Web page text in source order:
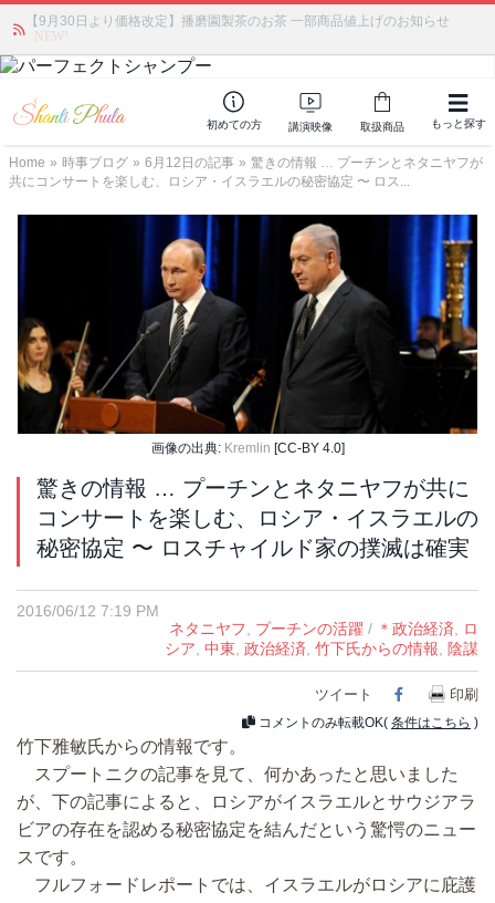
【9月30日より価格改定】播磨園製茶のお茶 一部商品値上げのお知らせ
NEW!
かつて愛されていた人気商品が復活！夏場に活躍するジェルクリーム「アク
アサーキュレーション」💖🏖️ 8月末までの購入でポイント還元も✨
初めての方 講演映像 取扱商品 もっと探す
Home » 時事ブログ » 6月12日の記事 » 驚きの情報 … プーチンとネタニヤフが
共にコンサートを楽しむ、ロシア・イスラエルの秘密協定 〜 ロス...
画像の出典: Kremlin [CC-BY 4.0]
驚きの情報 … プーチンとネタニヤフが共に
コンサートを楽しむ、ロシア・イスラエルの
秘密協定 〜 ロスチャイルド家の撲滅は確実
2016/06/12 7:19 PM
ネタニヤフ, プーチンの活躍 / ＊政治経済, ロ
シア, 中東, 政治経済, 竹下氏からの情報, 陰謀
ツイート Facebook
印刷
コメントのみ転載OK( 条件はこちら )
竹下雅敏氏からの情報です。
スプートニクの記事を見て、何かあったと思いました
が、下の記事によると、ロシアがイスラエルとサウジアラ
ビアの存在を認める秘密協定を結んだという驚愕のニュー
スです。
フルフォードレポートでは、イスラエルがロシアに庇護